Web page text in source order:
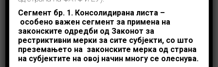
Сегмент бр. 1. Консолидирана листа –
особено важен сегмент за примена на
законските одредби од Законот за
рестриктивни мерки за сите субјекти, со што
преземањето на законските мерка од страна
на субјектите на овој начин многу се олеснува.